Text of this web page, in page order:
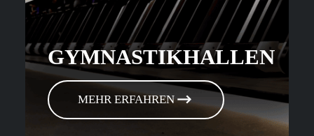
GYMNASTIKHALLEN
MEHR ERFAHREN